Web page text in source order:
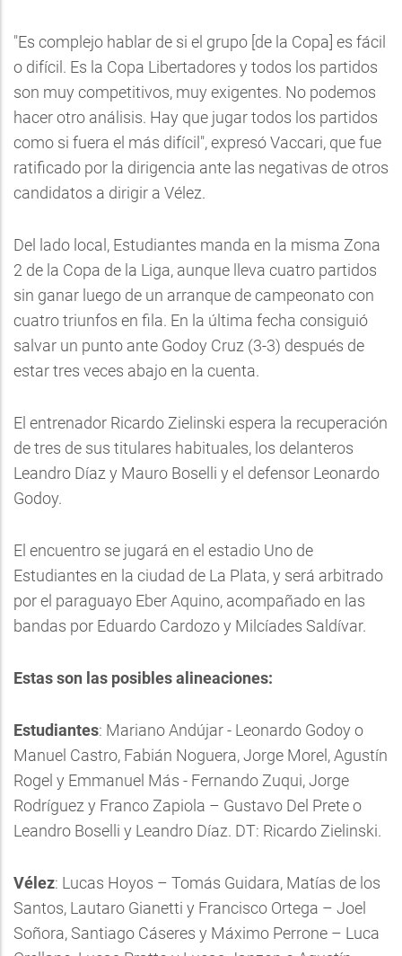
"Es complejo hablar de si el grupo [de la Copa] es fácil
o difícil. Es la Copa Libertadores y todos los partidos
son muy competitivos, muy exigentes. No podemos
hacer otro análisis. Hay que jugar todos los partidos
como si fuera el más difícil", expresó Vaccari, que fue
ratificado por la dirigencia ante las negativas de otros
candidatos a dirigir a Vélez.
Del lado local, Estudiantes manda en la misma Zona
2 de la Copa de la Liga, aunque lleva cuatro partidos
sin ganar luego de un arranque de campeonato con
cuatro triunfos en fila. En la última fecha consiguió
salvar un punto ante Godoy Cruz (3-3) después de
estar tres veces abajo en la cuenta.
El entrenador Ricardo Zielinski espera la recuperación
de tres de sus titulares habituales, los delanteros
Leandro Díaz y Mauro Boselli y el defensor Leonardo
Godoy.
El encuentro se jugará en el estadio Uno de
Estudiantes en la ciudad de La Plata, y será arbitrado
por el paraguayo Eber Aquino, acompañado en las
bandas por Eduardo Cardozo y Milcíades Saldívar.
Estas son las posibles alineaciones:
Estudiantes: Mariano Andújar - Leonardo Godoy o
Manuel Castro, Fabián Noguera, Jorge Morel, Agustín
Rogel y Emmanuel Más - Fernando Zuqui, Jorge
Rodríguez y Franco Zapiola – Gustavo Del Prete o
Leandro Boselli y Leandro Díaz. DT: Ricardo Zielinski.
Vélez: Lucas Hoyos – Tomás Guidara, Matías de los
Santos, Lautaro Gianetti y Francisco Ortega – Joel
Soñora, Santiago Cáseres y Máximo Perrone – Luca